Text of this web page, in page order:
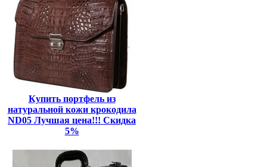
Купить портфель из
натуральной кожи крокодила
ND05 Лучшая цена!!! Скидка
5%